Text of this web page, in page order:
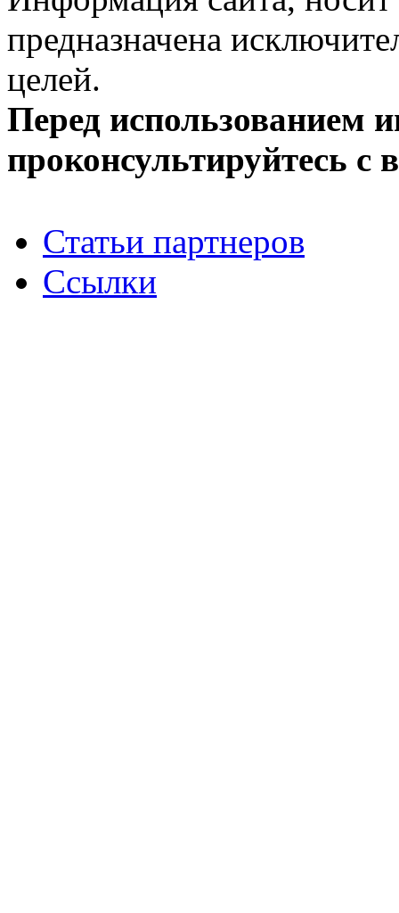
предназначена
целей.
Перед использованием
проконсультируйтесь с
Статьи партнеров
Ссылки